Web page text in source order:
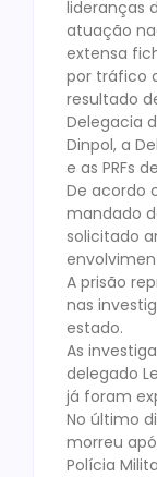
lideranças
atuação
extensa
por tráfico
resultado
Delegacia
Dinpol, a
e as PRFs
De acordo
mandado
solicitado
A prisão
nas
estado.
As
delegado
já foram
No último
morreu
Polícia